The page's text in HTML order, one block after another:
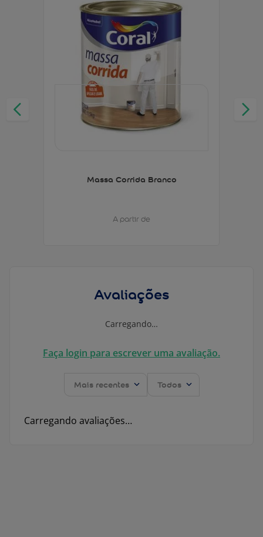
Massa Corrida Branco
A partir de
Avaliações
Carregando…
Faça login para escrever uma avaliação.
Mais recentes Todos
Carregando avaliações…